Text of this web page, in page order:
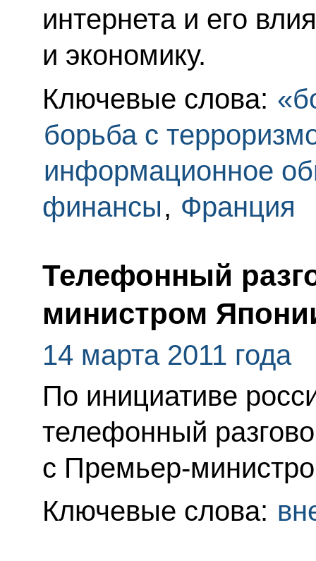
интернета и его
и экономику.
Ключевые слова:
борьба с
информационное
финансы, Франция
Телефонный
министром
14 марта 2011 года
По инициативе
телефонный
с Премьер-
Ключевые слова: